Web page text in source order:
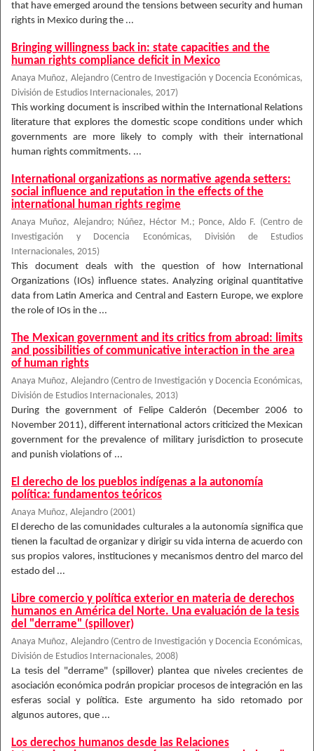
that have emerged around the tensions between security and human
rights in Mexico during the ...
Bringing willingness back in: state capacities and the
human rights compliance deficit in Mexico
Anaya Muñoz, Alejandro (Centro de Investigación y Docencia Económicas,
División de Estudios Internacionales, 2017)
This working document is inscribed within the International Relations
literature that explores the domestic scope conditions under which
governments are more likely to comply with their international
human rights commitments. ...
International organizations as normative agenda setters:
social influence and reputation in the effects of the
international human rights regime
Anaya Muñoz, Alejandro; Núñez, Héctor M.; Ponce, Aldo F. (Centro de
Investigación y Docencia Económicas, División de Estudios
Internacionales, 2015)
This document deals with the question of how International
Organizations (IOs) influence states. Analyzing original quantitative
data from Latin America and Central and Eastern Europe, we explore
the role of IOs in the ...
The Mexican government and its critics from abroad: limits
and possibilities of communicative interaction in the area
of human rights
Anaya Muñoz, Alejandro (Centro de Investigación y Docencia Económicas,
División de Estudios Internacionales, 2013)
During the government of Felipe Calderón (December 2006 to
November 2011), different international actors criticized the Mexican
government for the prevalence of military jurisdiction to prosecute
and punish violations of ...
El derecho de los pueblos indígenas a la autonomía
política: fundamentos teóricos
Anaya Muñoz, Alejandro (2001)
El derecho de las comunidades culturales a la autonomía significa que
tienen la facultad de organizar y dirigir su vida interna de acuerdo con
sus propios valores, instituciones y mecanismos dentro del marco del
estado del ...
Libre comercio y política exterior en materia de derechos
humanos en América del Norte. Una evaluación de la tesis
del "derrame" (spillover)
Anaya Muñoz, Alejandro (Centro de Investigación y Docencia Económicas,
División de Estudios Internacionales, 2008)
La tesis del "derrame" (spillover) plantea que niveles crecientes de
asociación económica podrán propiciar procesos de integración en las
esferas social y política. Este argumento ha sido retomado por
algunos autores, que ...
Los derechos humanos desde las Relaciones